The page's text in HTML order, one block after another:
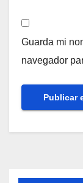
Guarda mi
navegador